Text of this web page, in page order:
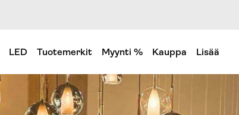
LED Tuotemerkit Myynti % Kauppa Lisää